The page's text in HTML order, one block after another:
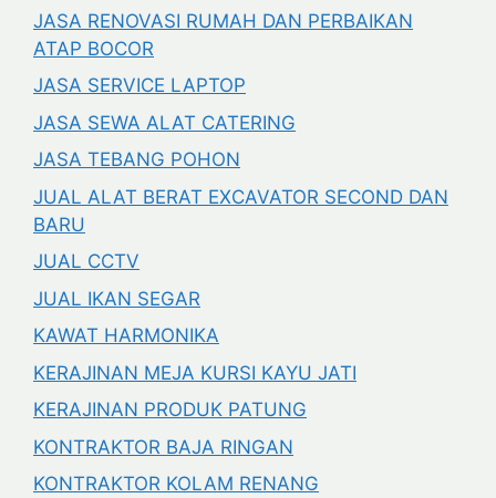
JASA RENOVASI RUMAH DAN PERBAIKAN
ATAP BOCOR
JASA SERVICE LAPTOP
JASA SEWA ALAT CATERING
JASA TEBANG POHON
JUAL ALAT BERAT EXCAVATOR SECOND DAN
BARU
JUAL CCTV
JUAL IKAN SEGAR
KAWAT HARMONIKA
KERAJINAN MEJA KURSI KAYU JATI
KERAJINAN PRODUK PATUNG
KONTRAKTOR BAJA RINGAN
KONTRAKTOR KOLAM RENANG